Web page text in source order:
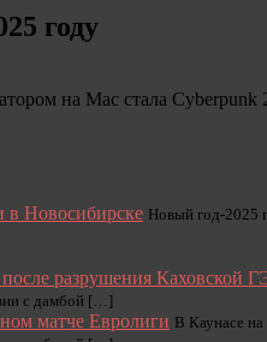
году
на Mac стала Cyberpunk
в Новосибирске Новый год-2025
разрушения Каховской
с дамбой […]
матче Евролиги В Каунасе